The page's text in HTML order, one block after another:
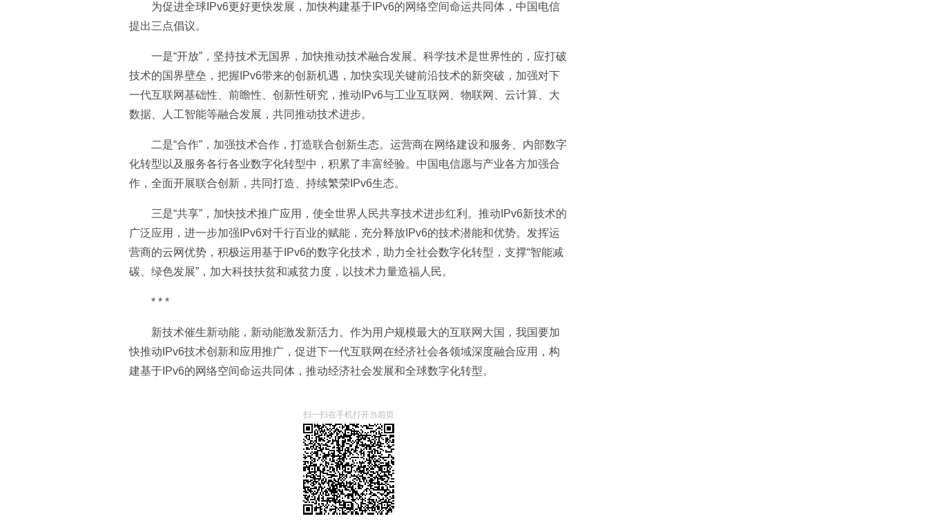
为促进全球IPv6更好更快发展，加快构建基于IPv6的网络空间命运共同体，中国电信
提出三点倡议。
一是“开放”，坚持技术无国界，加快推动技术融合发展。科学技术是世界性的，应打破
技术的国界壁垒，把握IPv6带来的创新机遇，加快实现关键前沿技术的新突破，加强对下
一代互联网基础性、前瞻性、创新性研究，推动IPv6与工业互联网、物联网、云计算、大
数据、人工智能等融合发展，共同推动技术进步。
二是“合作”，加强技术合作，打造联合创新生态。运营商在网络建设和服务、内部数字
化转型以及服务各行各业数字化转型中，积累了丰富经验。中国电信愿与产业各方加强合
作，全面开展联合创新，共同打造、持续繁荣IPv6生态。
三是“共享”，加快技术推广应用，使全世界人民共享技术进步红利。推动IPv6新技术的
广泛应用，进一步加强IPv6对千行百业的赋能，充分释放IPv6的技术潜能和优势。发挥运
营商的云网优势，积极运用基于IPv6的数字化技术，助力全社会数字化转型，支撑“智能减
碳、绿色发展”，加大科技扶贫和减贫力度，以技术力量造福人民。
* * *
新技术催生新动能，新动能激发新活力。作为用户规模最大的互联网大国，我国要加
快推动IPv6技术创新和应用推广，促进下一代互联网在经济社会各领域深度融合应用，构
建基于IPv6的网络空间命运共同体，推动经济社会发展和全球数字化转型。
扫一扫在手机打开当前页